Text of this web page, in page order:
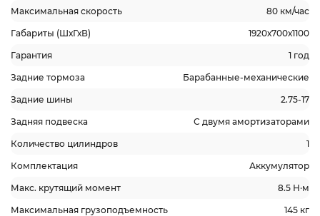
Максимальная скорость 80 км/час
Габариты (ШхГхВ) 1920х700х1100
Гарантия 1 год
Задние тормоза Барабанные-механические
Задние шины 2.75-17
Задняя подвеска С двумя амортизаторами
Количество цилиндров 1
Комплектация Аккумулятор
Макс. крутящий момент 8.5 Н·м
Максимальная грузоподъемность 145 кг